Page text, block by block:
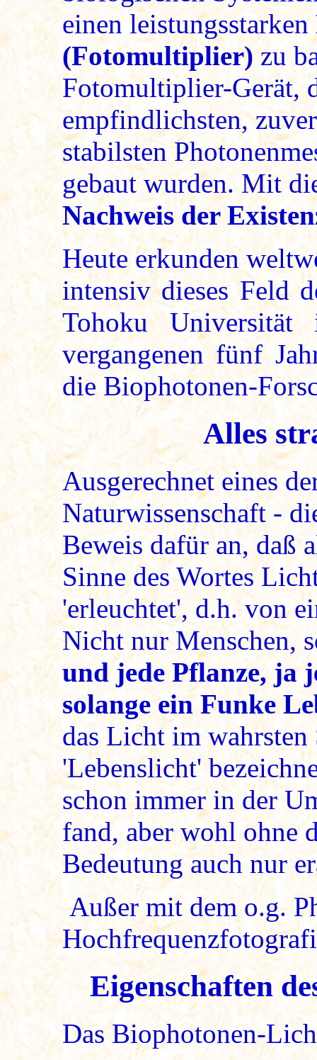
einen leistungsstarken
(Fotomultiplier)zu
Fotomultiplier-Gerät,
empfindlichsten,
stabilsten
gebaut wurden. Mit
Nachweis der
Heute erkunden
intensiv dieses Feld
Tohoku
vergangenen fünf
die Biophotonen-
Alles
Ausgerechnet eines
Naturwissenschaft -
Beweis dafür an, daß
Sinne des Wortes
'erleuchtet', d.h. von
Nicht nur Menschen,
und jede Pflanze, ja
solange ein Funke
das Licht im wahrsten
'Lebenslicht'
schon immer in der
fand, aber wohl ohne
Bedeutung auch nur
Außer mit dem o.g.
Eigenschaften
Das Biophotonen-